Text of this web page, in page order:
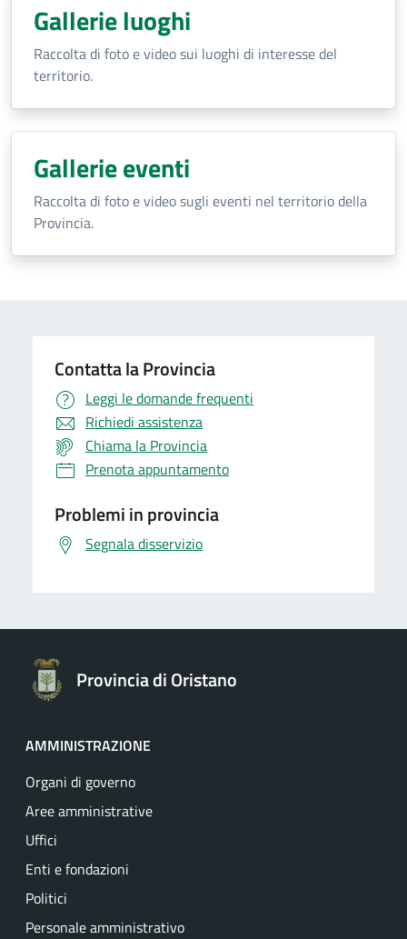
Gallerie luoghi
Raccolta di foto e video sui luoghi di interesse del
territorio.
Gallerie eventi
Raccolta di foto e video sugli eventi nel territorio della
Provincia.
Contatta la Provincia
Leggi le domande frequenti
Richiedi assistenza
Chiama la Provincia
Prenota appuntamento
Problemi in provincia
Segnala disservizio
Provincia di Oristano
AMMINISTRAZIONE
Organi di governo
Aree amministrative
Uffici
Enti e fondazioni
Politici
Personale amministrativo